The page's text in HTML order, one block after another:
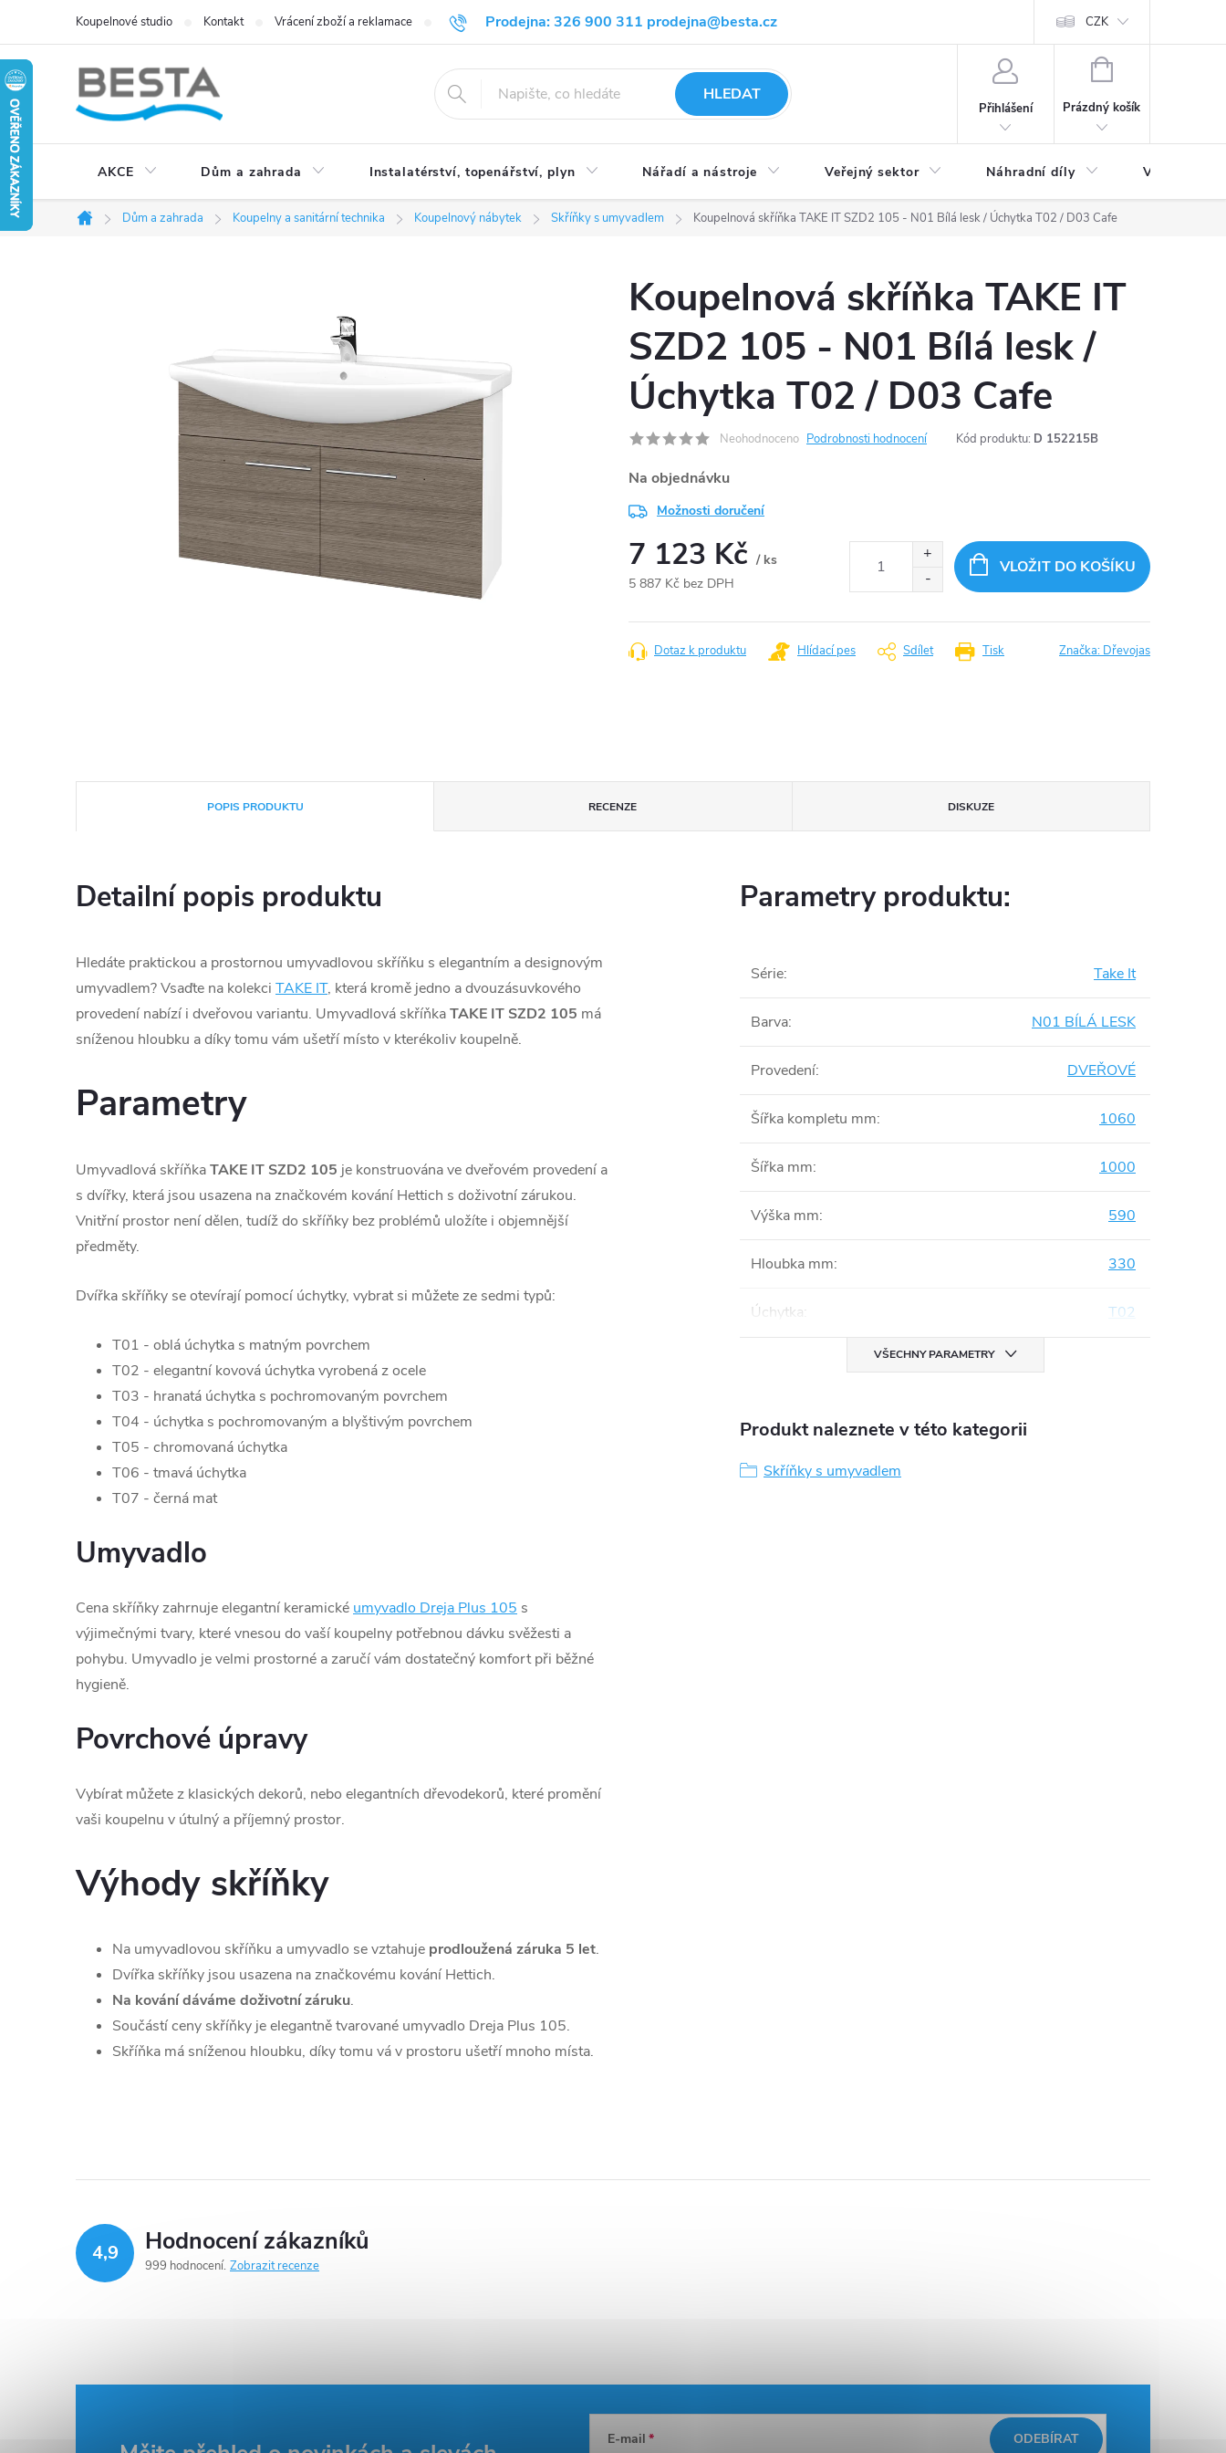
obsah
Prodejna: 326 900 311 prodejna@besta.cz
Koupelnové studio Kontakt Vrácení zboží a reklamace Blog Obchodní podmínky Ochrana osobních údajů CZK
HLEDAT
Přihlášení
NÁKUPNÍ
Prázdný košík
AKCE Dům a zahrada Instalatérství, topenářství, plyn Nářadí a nástroje Veřejný sektor Náhradní díly Výprodej a
Domů
Dům a zahrada Koupelny a sanitární technika Koupelnový nábytek Skříňky s umyvadlem Koupelnová skříňka TAKE IT SZD2 105 - N01 Bílá lesk / Úchytka T02 / D03 Cafe
Koupelnová skříňka TAKE IT
SZD2 105 - N01 Bílá lesk /
Úchytka T02 / D03 Cafe
Neohodnoceno Podrobnosti hodnocení Kód produktu: D 152215B
Na objednávku
Možnosti doručení
7 123 Kč / ks
5 887 Kč bez DPH
cena:
VLOŽIT DO KOŠÍKU
Tisk
Dotaz k produktu Hlídací pes Sdílet Značka: Dřevojas
POPIS PRODUKTU RECENZE DISKUZE
Detailní popis produktu
Hledáte praktickou a prostornou umyvadlovou skříňku s elegantním a designovým
umyvadlem? Vsaďte na kolekci TAKE IT, která kromě jedno a dvouzásuvkového
provedení nabízí i dveřovou variantu. Umyvadlová skříňkaTAKE IT SZD2 105 má
sníženou hloubku a díky tomu vám ušetří místo v kterékoliv koupelně.
Parametry
Umyvadlová skříňkaTAKE IT SZD2 105 je konstruována ve dveřovém provedení a
s dvířky, která jsou usazena na značkovém kování Hettich s doživotní zárukou.
Vnitřní prostor není dělen, tudíž do skříňky bez problémů uložíte i objemnější
předměty.
Dvířka skříňky se otevírají pomocí úchytky, vybrat si můžete ze sedmi typů:
T01 - oblá úchytka s matným povrchem
T02 - elegantní kovová úchytka vyrobená z ocele
T03 - hranatá úchytka s pochromovaným povrchem
T04 - úchytka s pochromovaným a blyštivým povrchem
T05 - chromovaná úchytka
T06 - tmavá úchytka
T07 - černá mat
Umyvadlo
Cena skříňky zahrnuje elegantní keramické umyvadlo Dreja Plus 105 s
výjimečnými tvary, které vnesou do vaší koupelny potřebnou dávku svěžesti a
pohybu. Umyvadlo je velmi prostorné a zaručí vám dostatečný komfort při běžné
hygieně.
Povrchové úpravy
Vybírat můžete z klasických dekorů, nebo elegantních dřevodekorů, které promění
vaši koupelnu v útulný a příjemný prostor.
Výhody skříňky
Na umyvadlovou skříňku a umyvadlo se vztahuje prodloužená záruka 5 let.
Dvířka skříňky jsou usazena na značkovému kování Hettich.
Na kování dáváme doživotní záruku.
Součástí ceny skříňky je elegantně tvarované umyvadlo Dreja Plus 105.
Skříňka má sníženou hloubku, díky tomu vá v prostoru ušetří mnoho místa.
Parametry produktu:
Série: Take It
Barva: N01 BÍLÁ LESK
Provedení: DVEŘOVÉ
Šířka kompletu mm: 1060
Šířka mm: 1000
Výška mm: 590
Hloubka mm: 330
Úchytka: T02
VŠECHNY PARAMETRY
Produkt naleznete v této kategorii
Skříňky s umyvadlem
4,9 Hodnocení zákazníků
999 hodnocení Zobrazit recenze
E-mail ODEBÍRAT